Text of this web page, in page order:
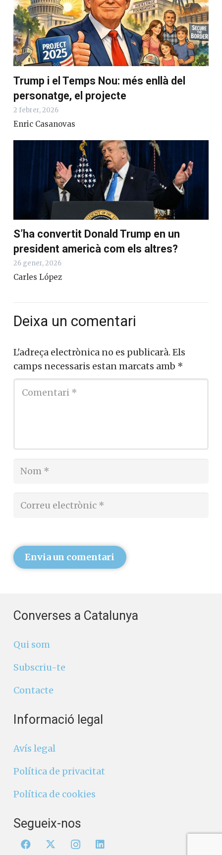
Trump i el Temps Nou: més enllà del
personatge, el projecte
2 febrer, 2026
Enric Casanovas
S’ha convertit Donald Trump en un
president americà com els altres?
26 gener, 2026
Carles López
Deixa un comentari
L'adreça electrònica no es publicarà. Els
camps necessaris estan marcats amb *
Envia un comentari
Converses a Catalunya
Qui som
Subscriu-te
Contacte
Informació legal
Avís legal
Política de privacitat
Política de cookies
Segueix-nos